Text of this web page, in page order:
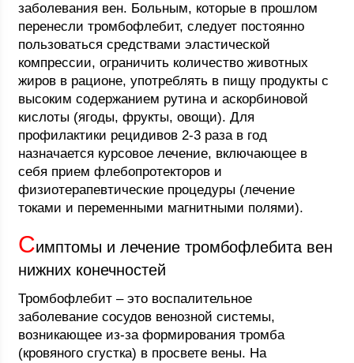
заболевания вен. Больным, которые в прошлом
перенесли тромбофлебит, следует постоянно
пользоваться средствами эластической
компрессии, ограничить количество животных
жиров в рационе, употреблять в пищу продукты с
высоким содержанием рутина и аскорбиновой
кислоты (ягоды, фрукты, овощи). Для
профилактики рецидивов 2-3 раза в год
назначается курсовое лечение, включающее в
себя прием флебопротекторов и
физиотерапевтические процедуры (лечение
токами и переменными магнитными полями).
Симптомы и лечение тромбофлебита вен
нижних конечностей
Тромбофлебит – это воспалительное
заболевание сосудов венозной системы,
возникающее из-за формирования тромба
(кровяного сгустка) в просвете вены. На